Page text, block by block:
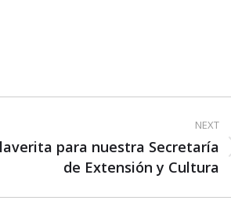
NEXT
para nuestra Secretaría
de Extensión y Cultura